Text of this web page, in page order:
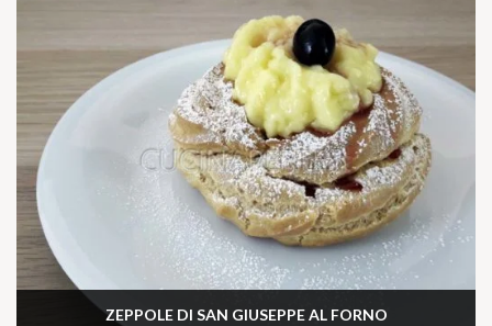
ZEPPOLE DI SAN GIUSEPPE AL FORNO